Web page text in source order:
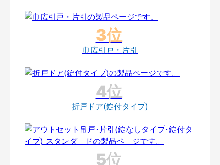
巾広引戸・片引
折戸ドア(錠付タイプ)